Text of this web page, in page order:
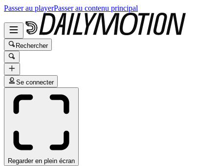
Passer au playerPasser au contenu principal
Rechercher
Se connecter
Regarder en plein écran